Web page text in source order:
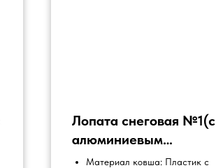
Лопата снеговая №1(с
алюминиевым
наконечником и
Материал ковша: Пластик с